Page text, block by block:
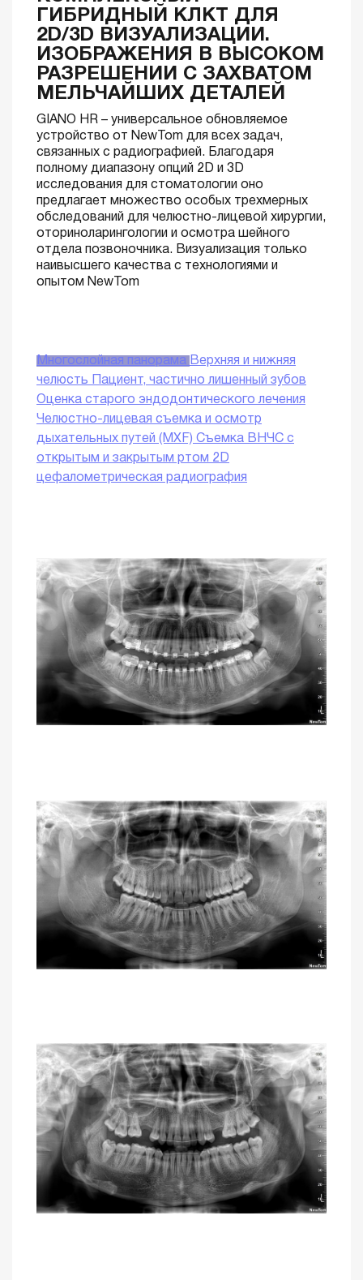
ГИБРИДНЫЙ КЛКТ ДЛЯ
2D/3D ВИЗУАЛИЗАЦИИ.
ИЗОБРАЖЕНИЯ В ВЫСОКОМ
РАЗРЕШЕНИИ С ЗАХВАТОМ
МЕЛЬЧАЙШИХ ДЕТАЛЕЙ
GIANO HR – универсальное обновляемое
устройство от NewTom для всех задач,
связанных с радиографией. Благодаря
полному диапазону опций 2D и 3D
исследования для стоматологии оно
предлагает множество особых трехмерных
обследований для челюстно-лицевой хирургии,
оториноларингологии и осмотра шейного
отдела позвоночника. Визуализация только
наивысшего качества с технологиями и
опытом NewTom
Многослойная панорама Верхняя и нижняя
челюсть
Пациент, частично лишенный зубов
Оценка старого эндодонтического лечения
Челюстно-лицевая съемка и осмотр
дыхательных путей (MXF) Съемка ВНЧС с
открытым и закрытым ртом 2D
цефалометрическая радиография